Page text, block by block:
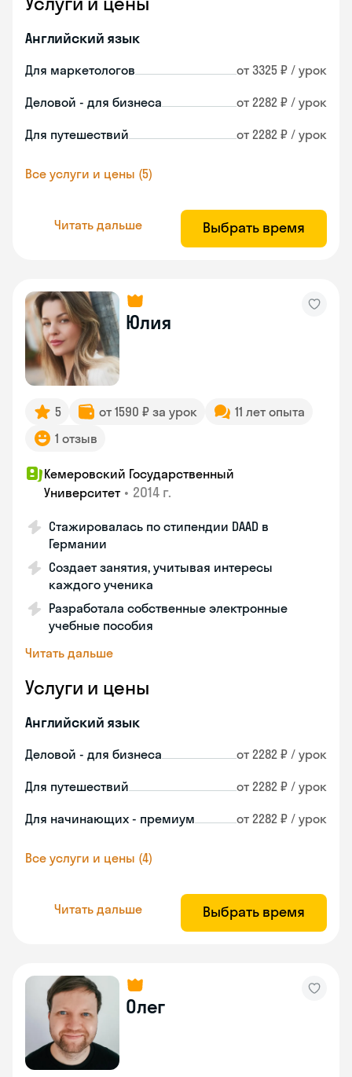
Английский язык
Для маркетологов от 3325 ₽ / урок
Деловой - для бизнеса от 2282 ₽ / урок
Для путешествий от 2282 ₽ / урок
Все услуги и цены (5)
Читать дальше Выбрать время
Юлия
5 от 1590 ₽ за урок
11 лет опыта
1 отзыв
Кемеровский Государственный
Университет • 2014 г.
Стажировалась по стипендии DAAD в
Германии
Создает занятия, учитывая интересы
каждого ученика
Разработала собственные электронные
учебные пособия
Читать дальше
Услуги и цены
Английский язык
Деловой - для бизнеса от 2282 ₽ / урок
Для путешествий от 2282 ₽ / урок
Для начинающих - премиум от 2282 ₽ / урок
Все услуги и цены (4)
Читать дальше Выбрать время
Олег